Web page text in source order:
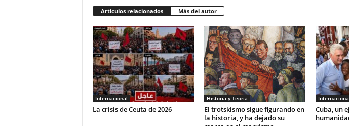
Artículos relacionados Más del autor
Internacional
La crisis de Ceuta de 2026
Historia y Teoria
El trotskismo sigue figurando en
la historia, y ha dejado su
Cuba, un